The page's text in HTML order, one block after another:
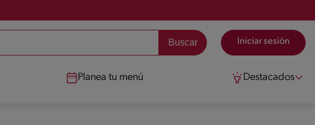
Iniciar sesión
Planea tu menú Destacados